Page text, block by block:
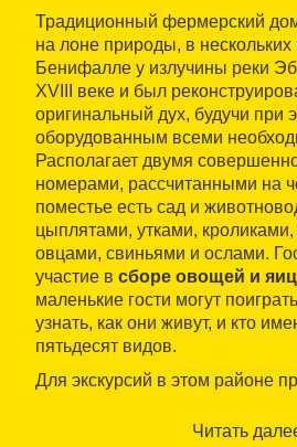
Традиционный фермерский
на лоне природы, в нескольких
Бенифалле у излучины реки
XVIII веке и был
оригинальный дух, будучи при
оборудованным всеми
Располагает двумя
номерами, рассчитанными на
поместье есть сад и
цыплятами, утками,
овцами, свиньями и ослами.
участие в сборе овощей и яиц
маленькие гости могут
узнать, как они живут, и кто
пятьдесят видов.
Для экскурсий в этом районе
прогулки по
Читать